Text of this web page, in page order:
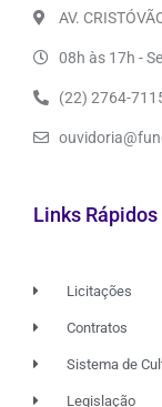
AV.
08h às 17h -
(22) 2764-
Links Rápidos
Licitações
Contratos
Sistema de
Legislação